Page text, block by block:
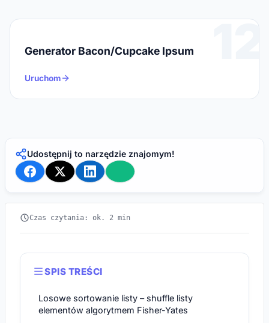
12
Generator Bacon/Cupcake Ipsum
Uruchom
Udostępnij to narzędzie znajomym!
Czas czytania: ok. 2 min
SPIS TREŚCI
Losowe sortowanie listy – shuffle listy
elementów algorytmem Fisher-Yates